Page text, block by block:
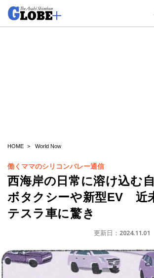
HOME World Now
働くママのシリコンバレー通信
西海岸の日常に溶け込む
ボタクシーや新型EV 近
テスラ車に驚き
更新日： 2024.11.01